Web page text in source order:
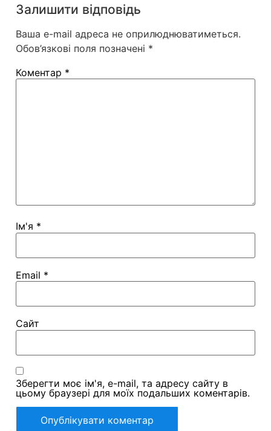
Залишити відповідь
Ваша e-mail адреса не оприлюднюватиметься.
Обов’язкові поля позначені *
Коментар *
Ім'я *
Email *
Сайт
Зберегти моє ім'я, e-mail, та адресу сайту в
цьому браузері для моїх подальших коментарів.